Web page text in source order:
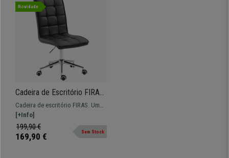
Novidade
Cadeira de Escritório FIRAS,
Design Exclusivo, Altura
Ajustável, Cor Preto
Cadeira de escritório FIRAS. Um
modelo totalmente versátil e apto
para diferentes necessidades.
[+Info]
199,90 €
169,90 € Sem Stock